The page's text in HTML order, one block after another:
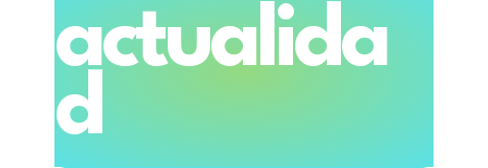
actualida
d